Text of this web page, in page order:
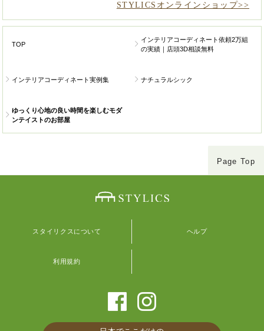
STYLICSオンラインショップ>>
TOP
インテリアコーディネート依頼2万組
の実績｜店頭3D相談無料
インテリアコーディネート実例集 ナチュラルシック
ゆっくり心地の良い時間を楽しむモダ
ンテイストのお部屋
Page Top
スタイリクスについて ヘルプ
利用規約